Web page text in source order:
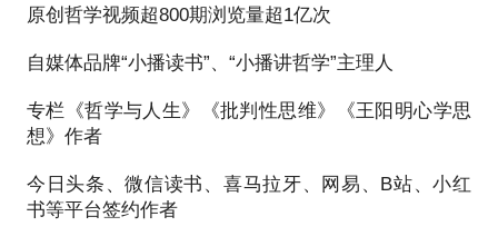
7、带你进入知识付费、写作变现领域，帮你推荐各大
域，帮你推荐平台和人脉。
原创哲学视频超800期浏览量超1亿次
自媒体品牌“小播读书”、“小播讲哲学”主理人
专栏《哲学与人生》《批判性思维》《王阳明心学思
想》作者
今日头条、微信读书、喜马拉牙、网易、B站、小红
书等平台签约作者